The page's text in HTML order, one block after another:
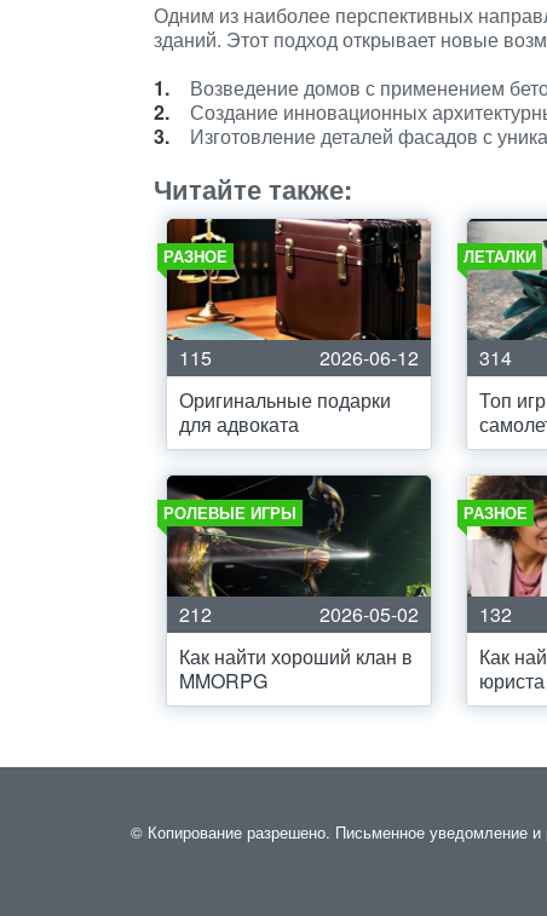
Одним из наиболее перспективных
зданий. Этот подход открывает новые
Возведение домов с применением
Создание инновационных
Изготовление деталей фасадов с
Читайте также:
РАЗНОЕ
115
2026-06-12
Оригинальные подарки
для адвоката
ЛЕТАЛКИ
314
Топ
РОЛЕВЫЕ ИГРЫ
212
2026-05-02
Как найти хороший клан в
MMORPG
РАЗНОЕ
132
Как
© Копирование разрешено. Письменное уведомление и